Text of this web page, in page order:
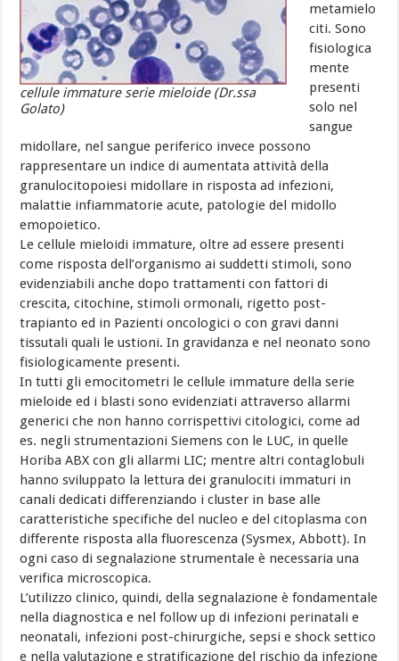
cellule immature serie mieloide (Dr.ssa
Golato)
metamielo
citi. Sono
fisiologica
mente
presenti
solo nel
sangue
midollare, nel sangue periferico invece possono
rappresentare un indice di aumentata attività della
granulocitopoiesi midollare in risposta ad infezioni,
malattie infiammatorie acute, patologie del midollo
emopoietico.
Le cellule mieloidi immature, oltre ad essere presenti
come risposta dell’organismo ai suddetti stimoli, sono
evidenziabili anche dopo trattamenti con fattori di
crescita, citochine, stimoli ormonali, rigetto post-
trapianto ed in Pazienti oncologici o con gravi danni
tissutali quali le ustioni. In gravidanza e nel neonato sono
fisiologicamente presenti.
In tutti gli emocitometri le cellule immature della serie
mieloide ed i blasti sono evidenziati attraverso allarmi
generici che non hanno corrispettivi citologici, come ad
es. negli strumentazioni Siemens con le LUC, in quelle
Horiba ABX con gli allarmi LIC; mentre altri contaglobuli
hanno sviluppato la lettura dei granulociti immaturi in
canali dedicati differenziando i cluster in base alle
caratteristiche specifiche del nucleo e del citoplasma con
differente risposta alla fluorescenza (Sysmex, Abbott). In
ogni caso di segnalazione strumentale è necessaria una
verifica microscopica.
L’utilizzo clinico, quindi, della segnalazione è fondamentale
nella diagnostica e nel follow up di infezioni perinatali e
neonatali, infezioni post-chirurgiche, sepsi e shock settico
e nella valutazione e stratificazione del rischio da infezione